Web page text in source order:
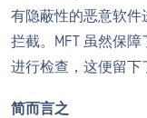
有隐蔽性的恶意软
拦截。MFT 虽然保
进行检查，这便留下
简而言之